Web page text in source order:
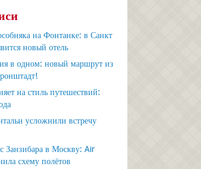
на Фонтанке: в Санкт
новый отель
в одном: новый маршрут из
на стиль путешествий:
усложнили встречу
Занзибара в Москву: Air
схему полётов